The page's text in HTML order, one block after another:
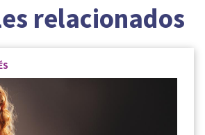
relacionados